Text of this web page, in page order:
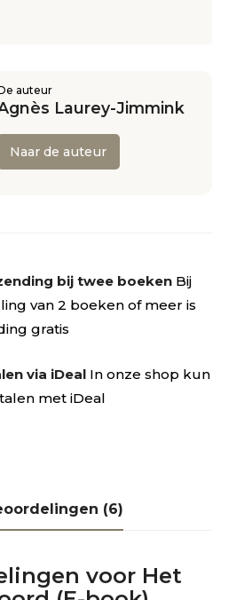
auteur
Laurey-Jimmink
Naar de auteur
bij twee boeken Bij
van 2 boeken of meer is
gratis
via iDeal In onze shop kun
met iDeal
(6)
voor Het